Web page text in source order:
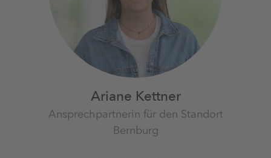
Ariane Kettner
Ansprechpartnerin für den Standort
Bernburg